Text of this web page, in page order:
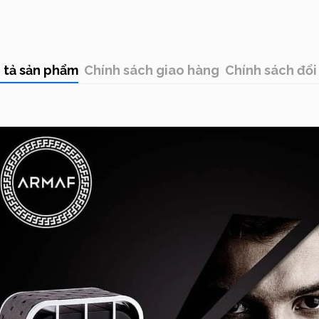
tả sản phẩm Chính sách giao hàng Chính sách